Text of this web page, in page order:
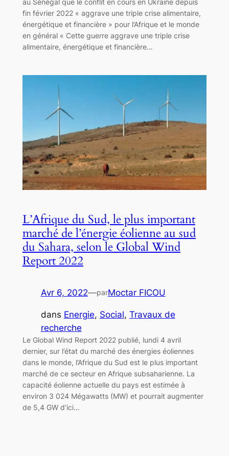
au Sénégal que le conflit en cours en Ukraine depuis
fin février 2022 « aggrave une triple crise alimentaire,
énergétique et financière » pour l’Afrique et le monde
en général « Cette guerre aggrave une triple crise
alimentaire, énergétique et financière…
L’Afrique du Sud, le plus important
marché de l’énergie éolienne au sud
du Sahara, selon le Global Wind
Report 2022
Avr 6, 2022—parMoctar FICOU
dans Energie, Social, Travaux de
recherche
Le Global Wind Report 2022 publié, lundi 4 avril
dernier, sur l’état du marché des énergies éoliennes
dans le monde, l’Afrique du Sud est le plus important
marché de ce secteur en Afrique subsaharienne. La
capacité éolienne actuelle du pays est estimée à
environ 3 024 Mégawatts (MW) et pourrait augmenter
de 5,4 GW d’ici…